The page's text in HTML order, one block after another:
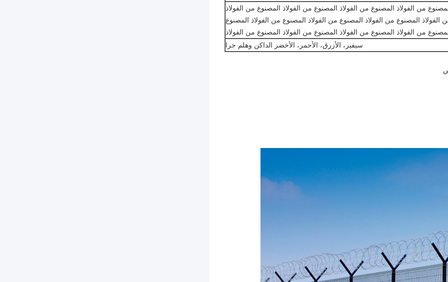
من الفولاذ المصنوع من الفولاذ المصنوع من الفولاذ المصنوع من الفولاذ
المصنوع من الفولاذ المصنوع من الفولاذ المصنوع من الفولاذ المصنوع
من الفولاذ المصنوع من الفولاذ المصنوع من الفولاذ المصنوع من الفولاذ
سيفير، الأزرق، الأحمر، الأخضر الداكن وهلم جرا